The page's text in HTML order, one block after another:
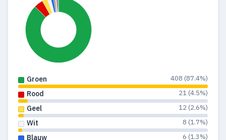
Groen 408 (87.4%)
Rood 21 (4.5%)
Geel 12 (2.6%)
Wit 8 (1.7%)
Blauw 6 (1.3%)